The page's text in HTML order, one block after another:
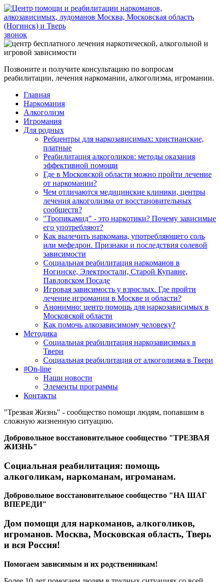
звонок
Позвоните и получите консультацию по вопросам
реабилитации, лечения наркомании, алкоголизма, игромании.
Главная
Наркомания
Алкоголизм
Игромания
Для родных
Ребцентры для наркозависимых: христианские,
платные
Реабилитация алкоголиков: методы оказания
эффективной помощи
Где в Московской области можно пройти лечение
от наркомании?
Чем отличаются медицинские клиники, центры
лечения алкоголизма от восстановительных
сообществ?
"Тропикамид" - это наркотики? Почему зависимые
его употребляют?
Как вылечить наркомана, употребляющего соль
или мефедрон. Признаки и последствия солевой
зависимости
Социальная реабилитация наркоманов в
Ногинске, Электростали, Старой Купавне,
Павловском Посаде
Игровая зависимость у взрослых. Где пройти
лечение игромании в Москве и области?
Анонимно: центр помощь для наркозависимых в
Московской области
Как помочь алкозависимому человеку?
Методика
Социальная реабилитация наркозависимых в
Твери
Социальная реабилитация от алкоголизма в Твери
#On-line
Наши новости
Элементы программы
Контакты
"Трезвая Жизнь" - сообщество помощи людям, попавшим в
сложную жизненную ситуацию.
Добровольное восстановительное сообщество "ТРЕЗВАЯ
ЖИЗНЬ"
Социальная реабилитация: помощь
алкоголикам, наркоманам, игроманам.
Добровольное восстановительное сообщество "НА ШАГ
ВПЕРЕДИ"
Дом помощи для наркоманов, алкоголиков,
игроманов. Москва, Московская область, Тверь
и вся Россия!
Помогаем зависимым и их родственникам!